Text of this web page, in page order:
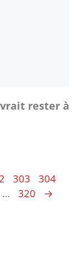
rester à
Page
303 Page
304
… Page
320
→